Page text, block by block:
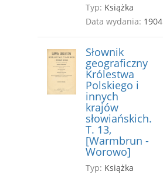
Typ: Książka
Data wydania: 1904
Słownik
geograficzny
Królestwa
Polskiego i
innych
krajów
słowiańskich.
T. 13,
[Warmbrun -
Worowo]
Typ: Książka